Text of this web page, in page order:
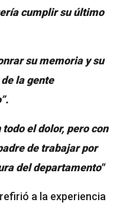
cumplir su último
su memoria y su
la gente
todo el dolor, pero con
de trabajar por
del departamento"
a la experiencia